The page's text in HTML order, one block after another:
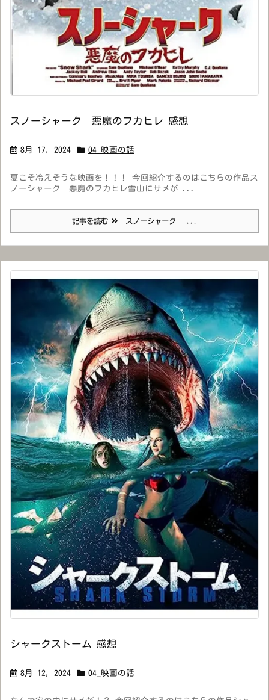
スノーシャーク 悪魔のフカヒレ 感想
8月 17, 2024 04_映画の話
夏こそ冷えそうな映画を！！！ 今回紹介するのはこちらの作品ス
ノーシャーク 悪魔のフカヒレ雪山にサメが ...
記事を読む スノーシャーク ...
シャークストーム 感想
8月 12, 2024 04_映画の話